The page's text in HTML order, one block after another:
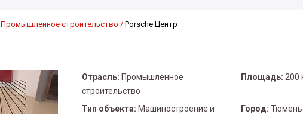
Промышленное строительство Porsche Центр
Отрасль: Промышленное
строительство
Площадь: 200
Тип объекта: Машиностроение и
Город: Тюмень